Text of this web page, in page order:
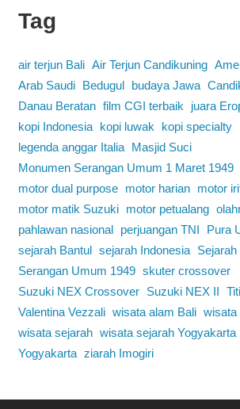
Tag
air terjun Bali Air Terjun Candikuning
Arab Saudi
Bedugul budaya Jawa
Danau Beratan film CGI terbaik
juara
kopi Indonesia
kopi luwak kopi specialty
legenda anggar Italia
Masjid Suci
Monumen Serangan Umum 1 Maret 1949
motor dual purpose
motor harian
motor
motor matik Suzuki
motor petualang
pahlawan nasional
perjuangan TNI
Pura
sejarah Bantul sejarah Indonesia Sejarah
Serangan Umum 1949 skuter crossover
Suzuki NEX Crossover
Suzuki NEX II
Valentina Vezzali wisata alam Bali wisata
wisata sejarah wisata sejarah Yogyakarta
Yogyakarta ziarah Imogiri